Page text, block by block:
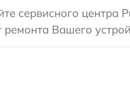
сервисного центра
Вашего